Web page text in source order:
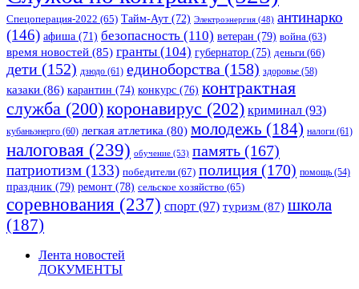
Спецоперация-2022 (65) Тайм-Аут (72) Электроэнергия (48) антинарко
(146) афиша (71) безопасность (110) ветеран (79) война (63)
время новостей (85) гранты (104) губернатор (75) деньги (66)
дети (152) дзюдо (61) единоборства (158) здоровье (58)
казаки (86) карантин (74) конкурс (76) контрактная
служба (200)коронавирус (202) криминал (93)
кубаньэнерго (60) легкая атлетика (80) молодежь (184) налоги (61)
налоговая (239) обучение (53) память (167)
патриотизм (133) победители (67) полиция (170) помощь (54)
праздник (79) ремонт (78) сельское хозяйство (65)
соревнования (237) спорт (97) туризм (87) школа
(187)
Лента новостей
ДОКУМЕНТЫ